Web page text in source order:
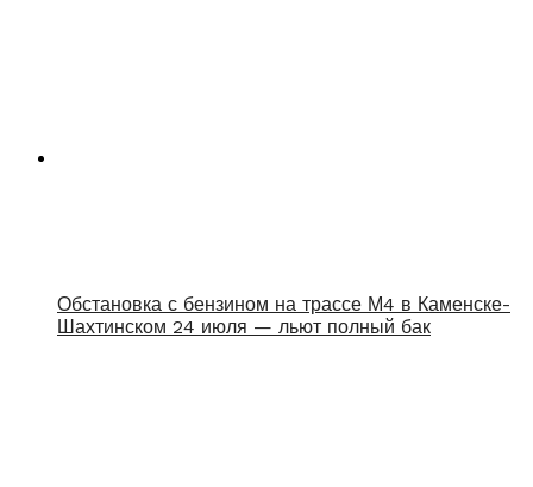
Обстановка с бензином на трассе М4 в Каменске-
Шахтинском 24 июля — льют полный бак